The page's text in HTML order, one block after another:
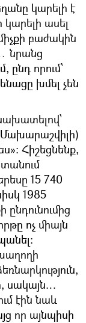
կարելի է
ասել
բաժակին
նրանց
ընդ որում՝
խմել չեն
Մախարաշվիլի)
Հիշեցնենք,
15 740
1985
ոչ միայն
սակայն…
էին նաև
որ այնպիսի